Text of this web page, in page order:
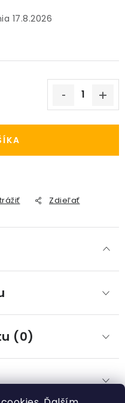
údajov
O nás
doprave
17.8.2026
Zdieľať
(0)